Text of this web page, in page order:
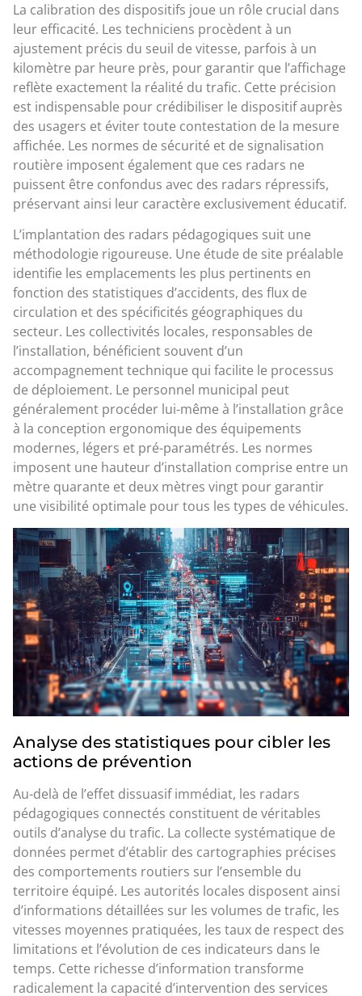
La calibration des dispositifs joue un rôle crucial dans
leur efficacité. Les techniciens procèdent à un
ajustement précis du seuil de vitesse, parfois à un
kilomètre par heure près, pour garantir que l’affichage
reflète exactement la réalité du trafic. Cette précision
est indispensable pour crédibiliser le dispositif auprès
des usagers et éviter toute contestation de la mesure
affichée. Les normes de sécurité et de signalisation
routière imposent également que ces radars ne
puissent être confondus avec des radars répressifs,
préservant ainsi leur caractère exclusivement éducatif.
L’implantation des radars pédagogiques suit une
méthodologie rigoureuse. Une étude de site préalable
identifie les emplacements les plus pertinents en
fonction des statistiques d’accidents, des flux de
circulation et des spécificités géographiques du
secteur. Les collectivités locales, responsables de
l’installation, bénéficient souvent d’un
accompagnement technique qui facilite le processus
de déploiement. Le personnel municipal peut
généralement procéder lui-même à l’installation grâce
à la conception ergonomique des équipements
modernes, légers et pré-paramétrés. Les normes
imposent une hauteur d’installation comprise entre un
mètre quarante et deux mètres vingt pour garantir
une visibilité optimale pour tous les types de véhicules.
Analyse des statistiques pour cibler les
actions de prévention
Au-delà de l’effet dissuasif immédiat, les radars
pédagogiques connectés constituent de véritables
outils d’analyse du trafic. La collecte systématique de
données permet d’établir des cartographies précises
des comportements routiers sur l’ensemble du
territoire équipé. Les autorités locales disposent ainsi
d’informations détaillées sur les volumes de trafic, les
vitesses moyennes pratiquées, les taux de respect des
limitations et l’évolution de ces indicateurs dans le
temps. Cette richesse d’information transforme
radicalement la capacité d’intervention des services